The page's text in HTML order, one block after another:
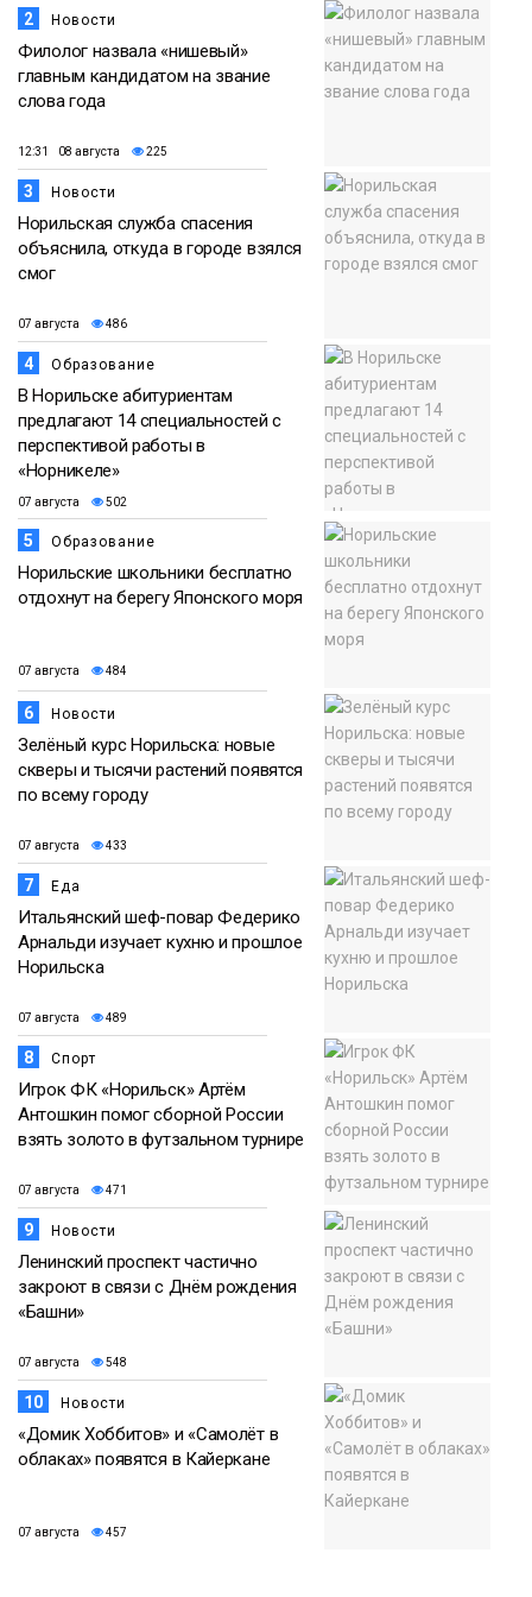
2 Новости
Филолог назвала «нишевый»
главным кандидатом на звание
слова года
12:31 08 августа 225
3 Новости
Норильская служба спасения
объяснила, откуда в городе взялся
смог
07 августа 486
4 Образование
В Норильске абитуриентам
предлагают 14 специальностей с
перспективой работы в
«Норникеле»
07 августа 502
5 Образование
Норильские школьники бесплатно
отдохнут на берегу Японского моря
07 августа 484
6 Новости
Зелёный курс Норильска: новые
скверы и тысячи растений появятся
по всему городу
07 августа 433
7 Еда
Итальянский шеф-повар Федерико
Арнальди изучает кухню и прошлое
Норильска
07 августа 489
8 Спорт
Игрок ФК «Норильск» Артём
Антошкин помог сборной России
взять золото в футзальном турнире
07 августа 471
9 Новости
Ленинский проспект частично
закроют в связи с Днём рождения
«Башни»
07 августа 548
10 Новости
«Домик Хоббитов» и «Самолёт в
облаках» появятся в Кайеркане
07 августа 457